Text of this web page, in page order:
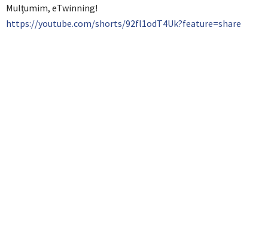
Mulţumim, eTwinning!
https://youtube.com/shorts/92fl1odT4Uk?feature=share